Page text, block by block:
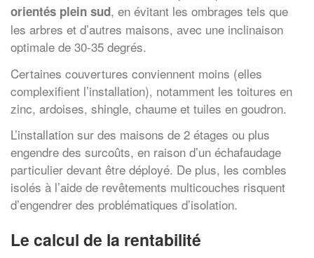
orientés plein sud, en évitant les ombrages tels que
les arbres et d’autres maisons, avec une inclinaison
optimale de 30-35 degrés.
Certaines couvertures conviennent moins (elles
complexifient l’installation), notamment les toitures en
zinc, ardoises, shingle, chaume et tuiles en goudron.
L’installation sur des maisons de 2 étages ou plus
engendre des surcoûts, en raison d’un échafaudage
particulier devant être déployé. De plus, les combles
isolés à l’aide de revêtements multicouches risquent
d’engendrer des problématiques d’isolation.
Le calcul de la rentabilité